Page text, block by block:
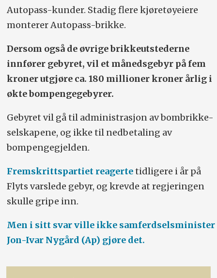
Autopass-kunder. Stadig flere kjøretøyeiere
monterer Autopass-brikke.
Dersom også de øvrige brikkeutstederne
innfører gebyret, vil et månedsgebyr på fem
kroner utgjøre ca. 180 millioner kroner årlig i
økte bompengegebyrer.
Gebyret vil gå til administrasjon av bombrikke-
selskapene, og ikke til nedbetaling av
bompengegjelden.
Fremskrittspartiet reagertetidligere i år på
Flyts varslede gebyr, og krevde at regjeringen
skulle gripe inn.
Men i sitt svar ville ikke samferdselsminister
Jon-Ivar Nygård (Ap) gjøre det.